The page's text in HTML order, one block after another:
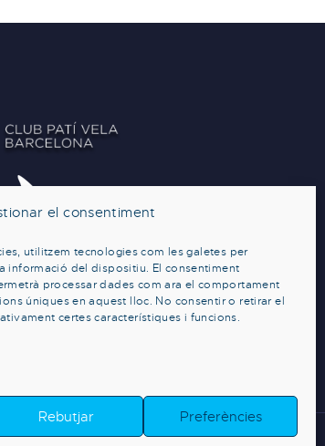
el consentiment
utilitzem tecnologies com les galetes per
informació del dispositiu. El consentiment
processar dades com ara el comportament
úniques en aquest lloc. No consentir o retirar el
certes característiques i funcions.
Rebutjar Preferències